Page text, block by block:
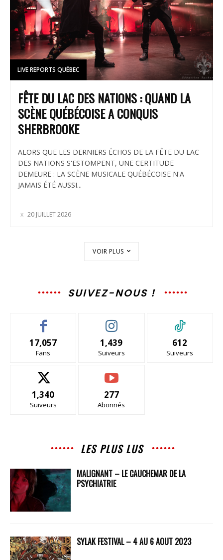
LIVE REPORTS QUÉBEC
FÊTE DU LAC DES NATIONS : QUAND LA
SCÈNE QUÉBÉCOISE A CONQUIS
SHERBROOKE
ALORS QUE LES DERNIERS ÉCHOS DE LA FÊTE DU LAC
DES NATIONS S'ESTOMPENT, UNE CERTITUDE
DEMEURE : LA SCÈNE MUSICALE QUÉBÉCOISE N'A
JAMAIS ÉTÉ AUSSI...
20 JUILLET 2026
VOIR PLUS
SUIVEZ-NOUS !
17,057
Fans
1,439
Suiveurs
612
Suiveurs
1,340
Suiveurs
277
Abonnés
LES PLUS LUS
MALIGNANT – LE CAUCHEMAR DE LA
PSYCHIATRIE
SYLAK FESTIVAL – 4 AU 6 AOUT 2023